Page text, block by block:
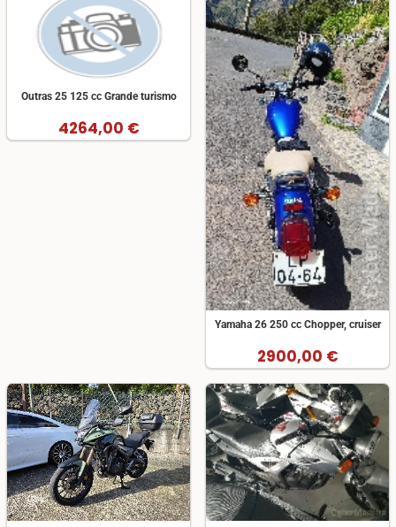
Outras 25 125 cc Grande turismo
4264,00 €
Yamaha 26 250 cc Chopper, cruiser
2900,00 €